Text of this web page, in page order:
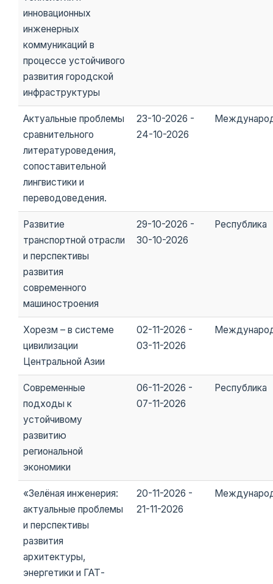
инновационных
инженерных
коммуникаций в
процессе устойчивого
развития городской
инфраструктуры
Актуальные проблемы
сравнительного
литературоведения,
сопоставительной
лингвистики и
переводоведения.
23-10-2026 -
24-10-2026
Развитие
транспортной отрасли
и перспективы
развития
современного
машиностроения
29-10-2026 -
30-10-2026
Республика
Хoрезм – в системе
цивилизации
Центральной Азии
02-11-2026 -
03-11-2026
Современные
подходы к
устойчивому
развитию
региональной
экономики
06-11-2026 -
07-11-2026
Республика
«Зелёная инженерия:
актуальные проблемы
и перспективы
развития
архитектуры,
энергетики и ГАТ-
20-11-2026 -
21-11-2026